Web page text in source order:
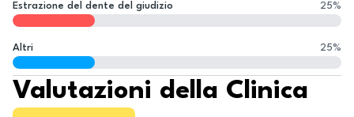
Estrazione del dente del giudizio 25%
Altri 25%
Valutazioni della Clinica